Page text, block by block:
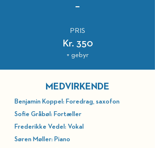
–
PRIS
Kr. 350
+ gebyr
MEDVIRKENDE
Benjamin Koppel: Foredrag, saxofon
Sofie Gråbøl: Fortæller
Frederikke Vedel: Vokal
Søren Møller: Piano